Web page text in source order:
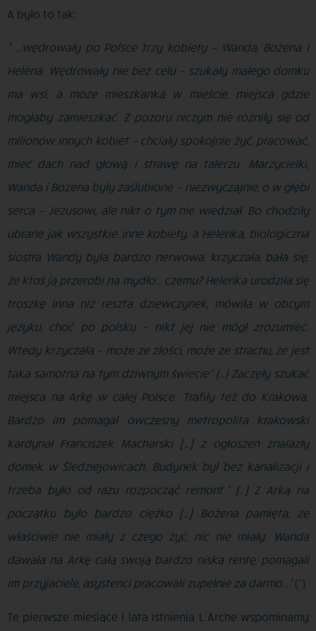
A było to tak:
” …wędrowały po Polsce trzy kobiety – Wanda, Bożena i
Helena. Wędrowały nie bez celu – szukały małego domku
ma wsi, a może mieszkanka w mieście, miejsca gdzie
mogłaby zamieszkać. Z pozoru niczym nie różniły się od
milionów innych kobiet – chciały spokojnie żyć, pracować,
mieć dach nad głową i strawę na talerzu. Marzycielki,
Wanda i Bożena były zaślubione – niezwyczajnie, o w głębi
serca – Jezusowi, ale nikt o tym nie wiedział. Bo chodziły
ubrane jak wszystkie inne kobiety, a Helenka, biologiczna
siostra Wandy była bardzo nerwowa, krzyczała, bała się,
że ktoś ją przerobi na mydło… czemu? Helenka urodziła się
troszkę inna niż reszta dziewczynek, mówiła w obcym
języku, choć po polsku – nikt jej nie mógł zrozumieć.
Wtedy krzyczała – może ze złości, może ze strachu, że jest
taka samotna na tym dziwnym świecie” {…} Zaczęły szukać
miejsca na Arkę w całej Polsce. Trafiły też do Krakowa.
Bardzo im pomagał ówczesny metropolita krakowski
kardynał Franciszek Macharski […] z ogłoszeń znalazły
domek w Śledziejowicach. Budynek był bez kanalizacji i
trzeba było od razu rozpocząć remont.” [..] Z Arką na
początku było bardzo ciężko […] Bożena pamięta, że
właściwie nie miały z czego żyć, nic nie miały. Wanda
dawała na Arkę całą swoją bardzo niską rentę, pomagali
im przyjaciele, asystenci pracowali zupełnie za darmo…”(*)
Te pierwsze miesiące i lata istnienia L’Arche wspominamy